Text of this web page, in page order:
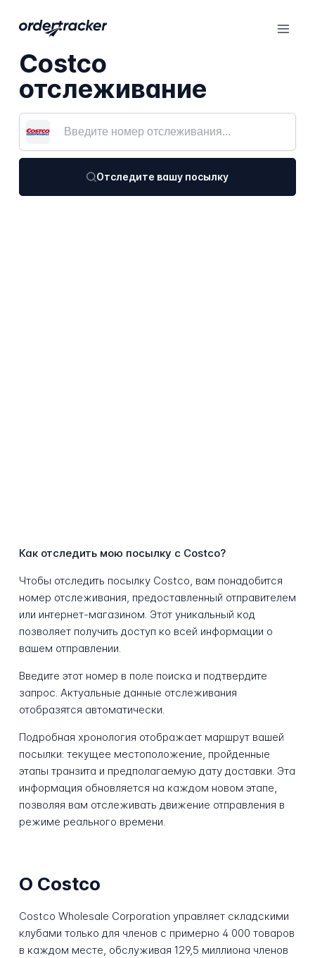
Costco
отслеживание
Отследите вашу посылку
Как отследить мою посылку с Costco?
Чтобы отследить посылку Costco, вам понадобится
номер отслеживания, предоставленный отправителем
или интернет-магазином. Этот уникальный код
позволяет получить доступ ко всей информации о
вашем отправлении.
Введите этот номер в поле поиска и подтвердите
запрос. Актуальные данные отслеживания
отобразятся автоматически.
Подробная хронология отображает маршрут вашей
посылки: текущее местоположение, пройденные
этапы транзита и предполагаемую дату доставки. Эта
информация обновляется на каждом новом этапе,
позволяя вам отслеживать движение отправления в
режиме реального времени.
О Costco
Costco Wholesale Corporation управляет складскими
клубами только для членов с примерно 4 000 товаров
в каждом месте, обслуживая 129,5 миллиона членов